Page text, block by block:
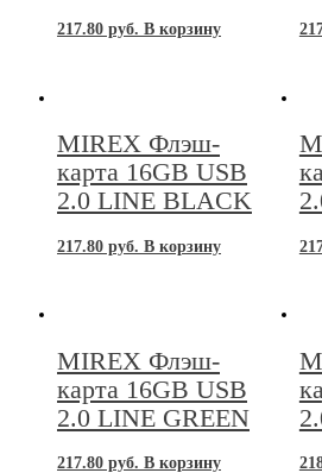
217.80 руб. В корзину
MIREX Флэш-
карта 16GB USB
2.0 LINE BLACK
217.80 руб. В корзину
MIREX Флэш-
карта 16GB USB
2.0 LINE GREEN
217.80 руб. В корзину